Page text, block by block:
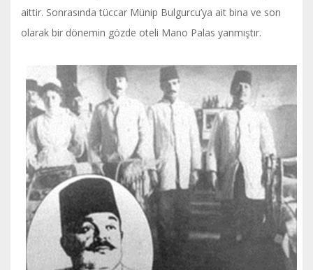
aittir. Sonrasında tüccar Münip Bulgurcu’ya ait bina ve son
olarak bir dönemin gözde oteli Mano Palas yanmıştır.